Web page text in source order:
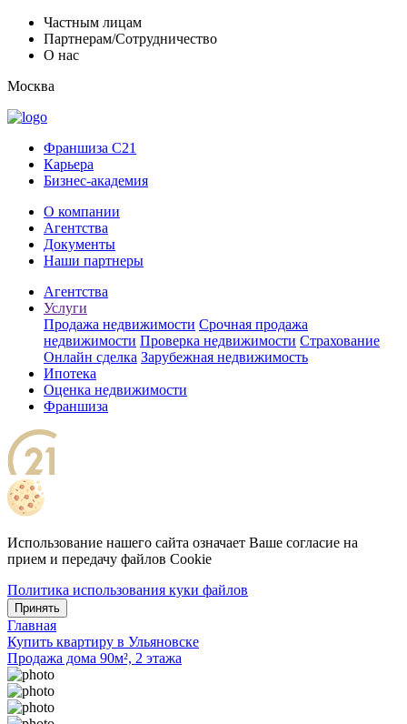
Частным лицам
Партнерам/Сотрудничество
О нас
Москва
Франшиза C21
Карьера
Бизнес-академия
О компании
Агентства
Документы
Наши партнеры
Агентства
Услуги
Продажа недвижимости Срочная продажа
недвижимости Проверка недвижимости Страхование
Онлайн сделка Зарубежная недвижимость
Ипотека
Оценка недвижимости
Франшиза
Использование нашего сайта означает Ваше согласие на
прием и передачу файлов Cookie
Политика использования куки файлов
Принять
Главная
Купить квартиру в Ульяновске
Продажа дома 90м², 2 этажа